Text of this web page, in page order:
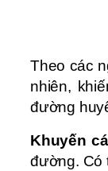
Theo các
nhiên,
đường
Khuyến
đường. Có